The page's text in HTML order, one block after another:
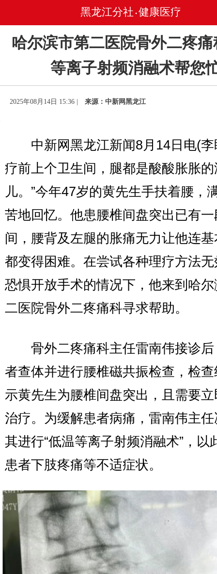
黑龙江分社 • 健康医疗
哈尔滨市第二医院骨外二疼
等离子射频消融术帮您
2025年08月14日 15:36 | 来源：中新网黑龙江
中新网黑龙江新闻8月14日电(李
疗前上个卫生间，腿都是酸酸胀胀
儿。”今年47岁的黄先生手扶着腰，
苦地回忆。他患腰椎间盘突出已有
间，腰背及左腿的胀痛无力让他连
都变得困难。在尝试各种理疗方法
恐惧开放手术的情况下，他来到哈
二医院骨外二疼痛科寻求帮助。
骨外二疼痛科主任雷南伟接诊后
者查体并进行腰椎磁共振检查，检
示黄先生为腰椎间盘突出，且需要
治疗。为缓解患者病痛，雷南伟主
其进行“低温等离子射频消融术”，以
患者下肢疼痛等不适症状。